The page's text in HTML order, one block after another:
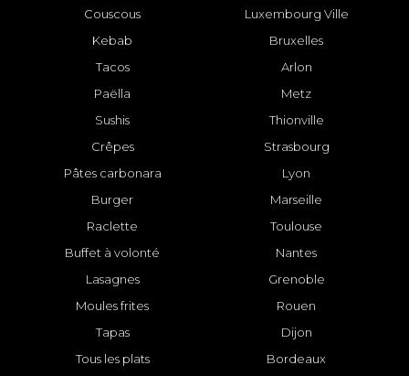
Couscous
Kebab
Tacos
Paëlla
Sushis
Crêpes
Pâtes carbonara
Burger
Raclette
Buffet à volonté
Lasagnes
Moules frites
Tapas
Tous les plats
Luxembourg Ville
Bruxelles
Arlon
Metz
Thionville
Strasbourg
Lyon
Marseille
Toulouse
Nantes
Grenoble
Rouen
Dijon
Bordeaux